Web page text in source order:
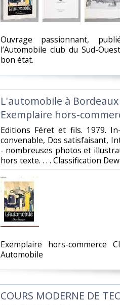
‎Ouvrage passionnant,
l’Automobile club du Sud-
bon état.‎
‎L'automobile à Bordeaux
Exemplaire hors-
‎Editions Féret et fils. 1979.
convenable, Dos satisfaisant,
- nombreuses photos et
hors texte. . . . Classification
‎Exemplaire hors-commerce
Automobile‎
‎COURS MODERNE DE